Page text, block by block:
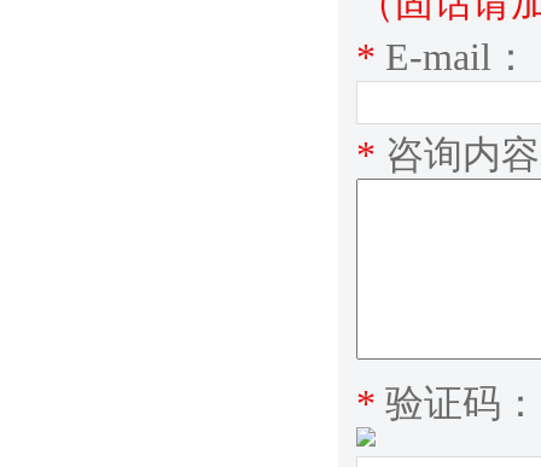
* E-mail：
* 咨询内
* 验证码：